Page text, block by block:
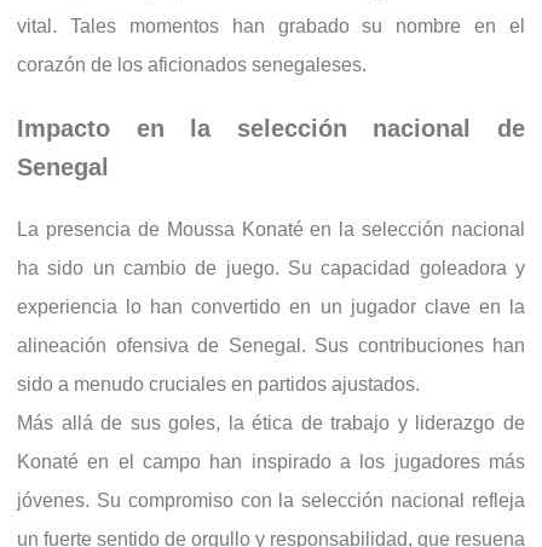
vital. Tales momentos han grabado su nombre en el
corazón de los aficionados senegaleses.
Impacto en la selección nacional de
Senegal
La presencia de Moussa Konaté en la selección nacional
ha sido un cambio de juego. Su capacidad goleadora y
experiencia lo han convertido en un jugador clave en la
alineación ofensiva de Senegal. Sus contribuciones han
sido a menudo cruciales en partidos ajustados.
Más allá de sus goles, la ética de trabajo y liderazgo de
Konaté en el campo han inspirado a los jugadores más
jóvenes. Su compromiso con la selección nacional refleja
un fuerte sentido de orgullo y responsabilidad, que resuena